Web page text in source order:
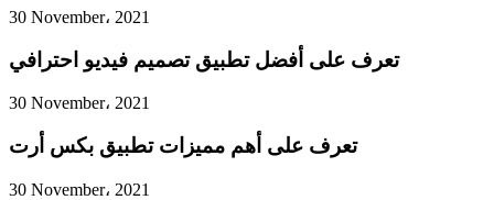
30 November، 2021
تعرف على أفضل تطبيق تصميم فيديو احترافي
30 November، 2021
تعرف على أهم مميزات تطبيق بكس أرت
30 November، 2021